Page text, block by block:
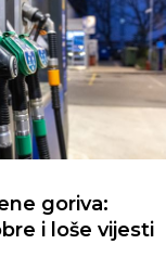
goriva:
i loše vijesti